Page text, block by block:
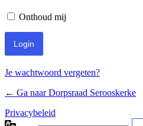
Onthoud mij
Je wachtwoord vergeten?
← Ga naar Dorpsraad Serooskerke
Privacybeleid